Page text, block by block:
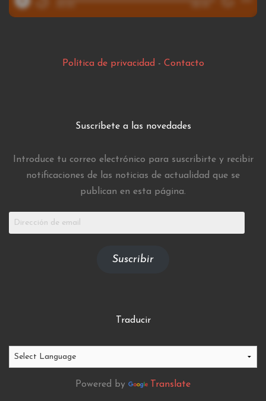
Política de privacidad - Contacto
Suscríbete a las novedades
Introduce tu correo electrónico para suscribirte y recibir
notificaciones de las noticias de actualidad que se
publican en esta página.
Dirección
Suscribir
Traducir
Powered by Translate